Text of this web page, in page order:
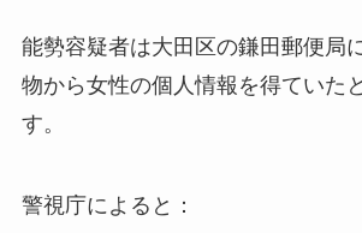
能勢容疑者は大田区の鎌田郵便局
物から女性の個人情報を得ていた
す。
警視庁によると：